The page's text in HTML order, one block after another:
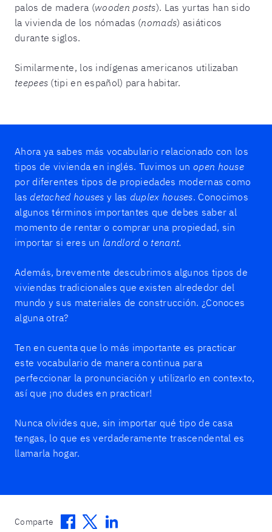
palos de madera (wooden posts). Las yurtas han sido
la vivienda de los nómadas (nomads) asiáticos
durante siglos.
Similarmente, los indígenas americanos utilizaban
teepees (tipi en español) para habitar.
Ahora ya sabes más vocabulario relacionado con los
tipos de vivienda en inglés. Tuvimos un open house
por diferentes tipos de propiedades modernas como
las detached houses y las duplex houses. Conocimos
algunos términos importantes que debes saber al
momento de rentar o comprar una propiedad, sin
importar si eres un landlord o tenant.
Además, brevemente descubrimos algunos tipos de
viviendas tradicionales que existen alrededor del
mundo y sus materiales de construcción. ¿Conoces
alguna otra?
Ten en cuenta que lo más importante es practicar
este vocabulario de manera continua para
perfeccionar la pronunciación y utilizarlo en contexto,
así que ¡no dudes en practicar!
Nunca olvides que, sin importar qué tipo de casa
tengas, lo que es verdaderamente trascendental es
llamarla hogar.
Comparte Facebook
TwitterLinkedin